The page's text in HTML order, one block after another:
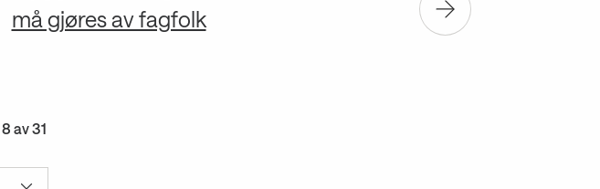
må gjøres av fagfolk
8 av31